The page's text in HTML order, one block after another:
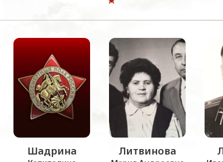
Шадрина Литвинова